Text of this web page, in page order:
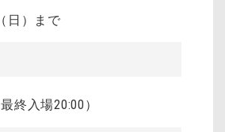
日） まで
終入場20:00）